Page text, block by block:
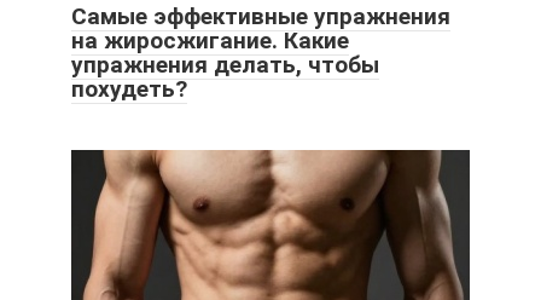
Самые эффективные упражнения
на жиросжигание. Какие
упражнения делать, чтобы
похудеть?